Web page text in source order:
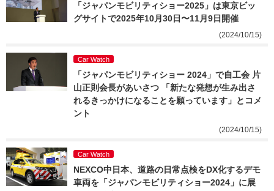
「ジャパンモビリティショー2025」は東京ビッ
グサイトで2025年10月30日〜11月9日開催
(2024/10/15)
Car Watch
「ジャパンモビリティショー 2024」で自工会 片
山正則会長があいさつ 「新たな発想が生み出さ
れるきっかけになることを願っています」とコメ
ント
(2024/10/15)
Car Watch
NEXCO中日本、道路の日常点検をDX化するデモ
車両を「ジャパンモビリティショー2024」に展